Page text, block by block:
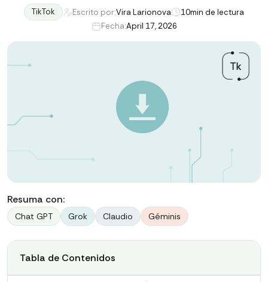
TikTok Escrito por:Vira Larionova 10min de lectura
Fecha:April 17, 2026
Resuma con:
Chat GPT Grok Claudio Géminis
Tabla de Contenidos